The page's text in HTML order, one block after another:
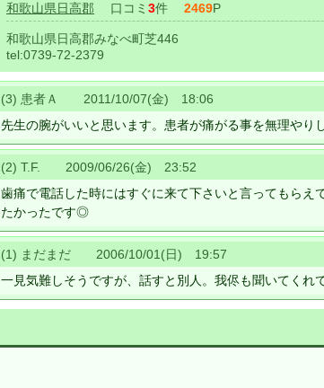
和歌山県日高郡 口コミ 3件 2469P
和歌山県日高郡みなべ町芝446
tel:0739-72-2379
(3) 患者Ａ 2011/10/07(金) 18:06
先生の腕がいいと思います。患者が痛がる事を無理やり
(2) T.F. 2009/06/26(金) 23:52
歯痛で電話した時にはすぐに来て下さいと言ってもらえ
たかったです◎
(1) まだまだ 2006/10/01(日) 19:57
一見気難しそうですが、話すと別人。我侭も聞いてくれ